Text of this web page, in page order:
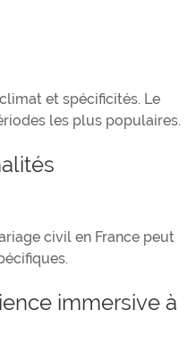
et spécificités. Le
les plus populaires.
civil en France peut
immersive à